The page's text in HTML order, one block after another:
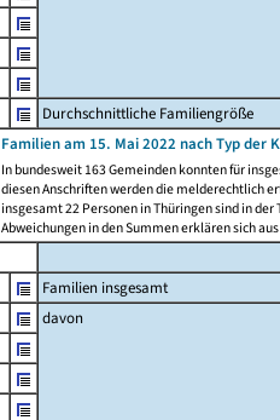
Durchschnittliche Familiengröße
Familien am 15. Mai 2022 nach Typ der
In bundesweit 163 Gemeinden konnten für
diesen Anschriften werden die melderechtlich
insgesamt 22 Personen in Thüringen sind in
Abweichungen in den Summen erklären sich
Familien insgesamt
davon